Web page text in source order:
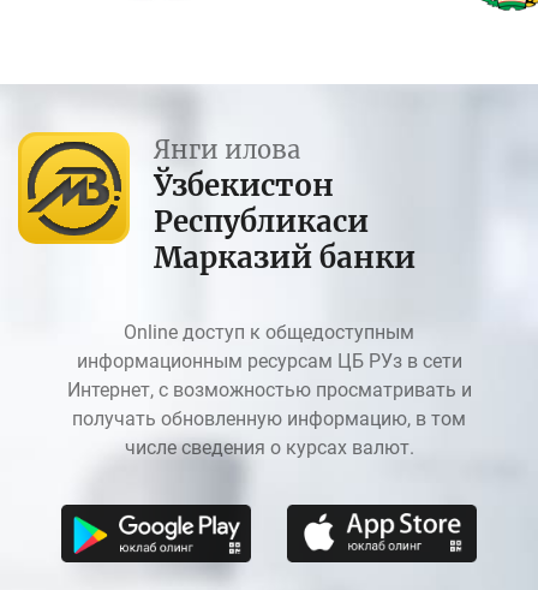
Янги илова
Ўзбекистон
Республикаси
Марказий банки
Online доступ к общедоступным
информационным ресурсам ЦБ РУз в сети
Интернет, с возможностью просматривать и
получать обновленную информацию, в том
числе сведения о курсах валют.